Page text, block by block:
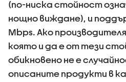
(по-ниска стойност
нощно виждане), и
Mbps. Ако
която и да е от тези
обикновено не е
описаните продукти в